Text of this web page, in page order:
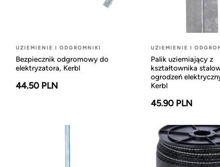
UZIEMIENIE I ODGROMNIKI
Bezpiecznik odgromowy do
elektryzatora, Kerbl
44.50 PLN
UZIEMIENIE I
Palik uziemiający z
kształtownika
ogrodzeń
Kerbl
45.90 PLN